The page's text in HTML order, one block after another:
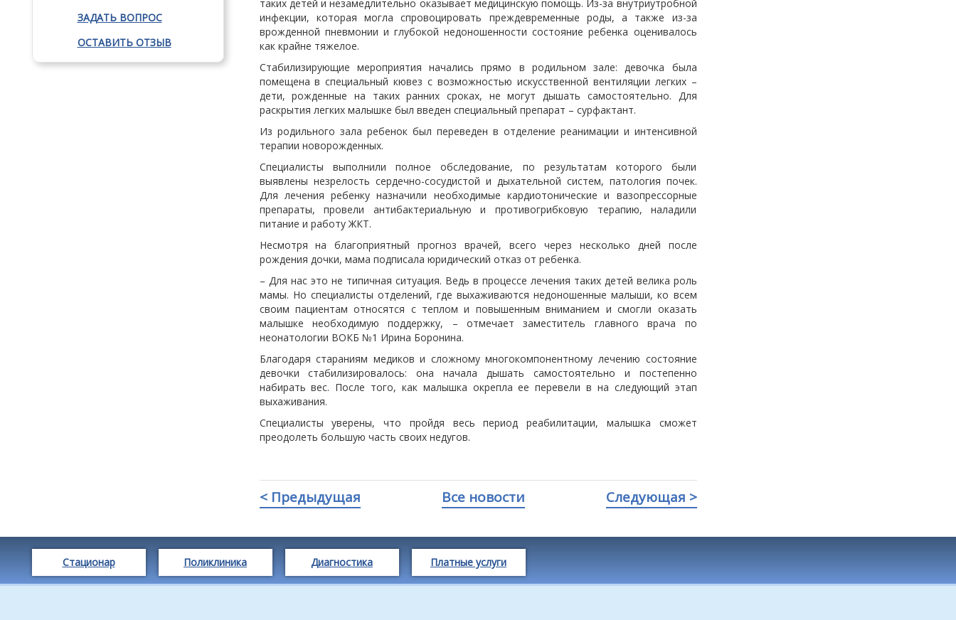
ЗАДАТЬ ВОПРОС
ОСТАВИТЬ ОТЗЫВ
таких детей и незамедлительно оказывает медицинскую помощь. Из-за внутриутробной
инфекции, которая могла спровоцировать преждевременные роды, а также из-за
врожденной пневмонии и глубокой недоношенности состояние ребенка оценивалось
как крайне тяжелое.
Стабилизирующие мероприятия начались прямо в родильном зале: девочка была
помещена в специальный кювез с возможностью искусственной вентиляции легких –
дети, рожденные на таких ранних сроках, не могут дышать самостоятельно. Для
раскрытия легких малышке был введен специальный препарат – сурфактант.
Из родильного зала ребенок был переведен в отделение реанимации и интенсивной
терапии новорожденных.
Специалисты выполнили полное обследование, по результатам которого были
выявлены незрелость сердечно-сосудистой и дыхательной систем, патология почек.
Для лечения ребенку назначили необходимые кардиотонические и вазопрессорные
препараты, провели антибактериальную и противогрибковую терапию, наладили
питание и работу ЖКТ.
Несмотря на благоприятный прогноз врачей, всего через несколько дней после
рождения дочки, мама подписала юридический отказ от ребенка.
– Для нас это не типичная ситуация. Ведь в процессе лечения таких детей велика роль
мамы. Но специалисты отделений, где выхаживаются недоношенные малыши, ко всем
своим пациентам относятся с теплом и повышенным вниманием и смогли оказать
малышке необходимую поддержку, – отмечает заместитель главного врача по
неонатологии ВОКБ №1 Ирина Боронина.
Благодаря стараниям медиков и сложному многокомпонентному лечению состояние
девочки стабилизировалось: она начала дышать самостоятельно и постепенно
набирать вес. После того, как малышка окрепла ее перевели в на следующий этап
выхаживания.
Специалисты уверены, что пройдя весь период реабилитации, малышка сможет
преодолеть большую часть своих недугов.
< Предыдущая Все новости Следующая >
Стационар Поликлиника Диагностика Платные услуги